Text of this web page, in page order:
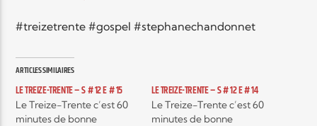
Elyon Hits
#treizetrente #gospel #stephanechandonnet
ARTICLES SIMILAIRES
LE TREIZE-TRENTE – S # 12 E # 15
Le Treize-Trente c’est 60
minutes de bonne
LE TREIZE-TRENTE – S # 12 E # 14
Le Treize-Trente c’est 60
minutes de bonne